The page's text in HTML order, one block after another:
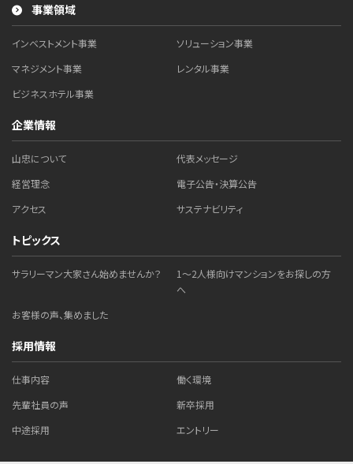
事業領域
インベストメント事業
ソリューション事業
マネジメント事業
レンタル事業
ビジネスホテル事業
企業情報
山忠について
代表メッセージ
経営理念
電子公告・決算公告
アクセス
サステナビリティ
トピックス
サラリーマン大家さん始めませんか？
1～2人様向けマンションをお探しの方
へ
お客様の声、集めました
採用情報
仕事内容
働く環境
先輩社員の声
新卒採用
中途採用
エントリー